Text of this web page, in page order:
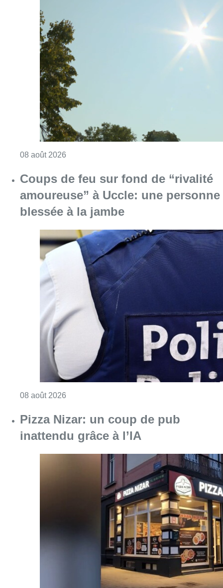
08 août 2026Consulter l'article "Météo: du soleil et
Coups de feu sur fond de “rivalité
amoureuse” à Uccle: une personne
blessée à la jambe
08 août 2026 Consulter l'article "Coups de feu sur fond
Pizza Nizar: un coup de pub
inattendu grâce à l’IA
Consulter l'article "Pizza Nizar: un coup de
Foire du Midi: les visiteurs au
rendez-vous grâce à la météo